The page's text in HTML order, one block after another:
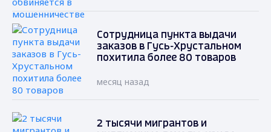
Сотрудница пункта выдачи
заказов в Гусь-Хрустальном
похитила более 80 товаров
месяц назад
2 тысячи мигрантов и